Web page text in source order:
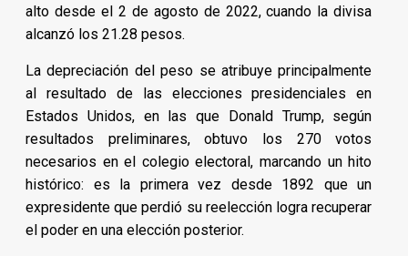
alto desde el 2 de agosto de 2022, cuando la divisa
alcanzó los 21.28 pesos.
La depreciación del peso se atribuye principalmente
al resultado de las elecciones presidenciales en
Estados Unidos, en las que Donald Trump, según
resultados preliminares, obtuvo los 270 votos
necesarios en el colegio electoral, marcando un hito
histórico: es la primera vez desde 1892 que un
expresidente que perdió su reelección logra recuperar
el poder en una elección posterior.